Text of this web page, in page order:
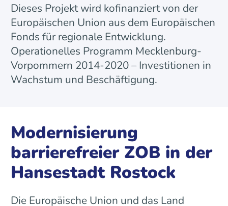
Dieses Projekt wird kofinanziert von der
Europäischen Union aus dem Europäischen
Fonds für regionale Entwicklung.
Operationelles Programm Mecklenburg-
Vorpommern 2014-2020 – Investitionen in
Wachstum und Beschäftigung.
Modernisierung
barrierefreier ZOB in der
Hansestadt Rostock
Die Europäische Union und das Land